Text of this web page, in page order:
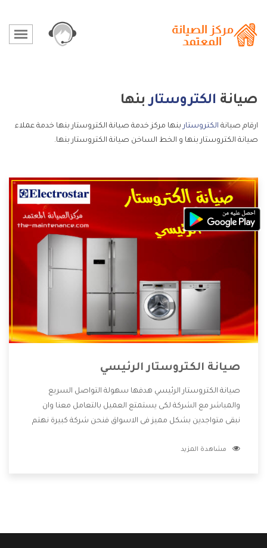
صيانة الكتروستاربنها
ارقام صيانة الكتروستار بنها مركز خدمة صيانة الكتروستار بنها خدمة عملاء
صيانة الكتروستار بنها و الخط الساخن صيانة الكتروستار بنها.
صيانة الكتروستار الرئيسي
صيانة الكتروستار الرئيسي هدفها سهولة التواصل السريع
والمباشر مع الشركة لكى يستمتع العميل بالتعامل معنا وان
نبقى متواجدين بشكل مميز فى الاسواق فنحن شركة كبيرة نهتم
الشركة بها والتى تكون منها خدمة الصيانة التى تكون من أهم
مشاهدة المزيد